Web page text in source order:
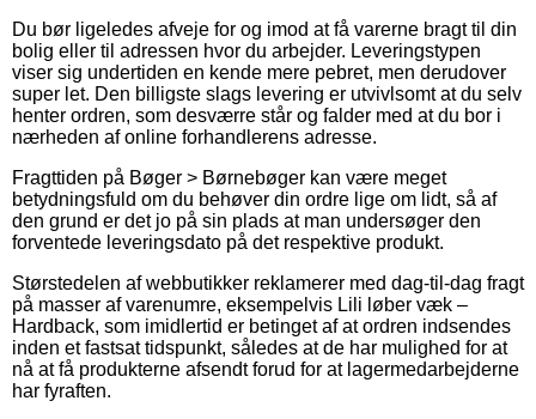
Du bør ligeledes afveje for og imod at få varerne bragt til din
bolig eller til adressen hvor du arbejder. Leveringstypen
viser sig undertiden en kende mere pebret, men derudover
super let. Den billigste slags levering er utvivlsomt at du selv
henter ordren, som desværre står og falder med at du bor i
nærheden af online forhandlerens adresse.
Fragttiden på Bøger > Børnebøger kan være meget
betydningsfuld om du behøver din ordre lige om lidt, så af
den grund er det jo på sin plads at man undersøger den
forventede leveringsdato på det respektive produkt.
Størstedelen af webbutikker reklamerer med dag-til-dag fragt
på masser af varenumre, eksempelvis Lili løber væk –
Hardback, som imidlertid er betinget af at ordren indsendes
inden et fastsat tidspunkt, således at de har mulighed for at
nå at få produkterne afsendt forud for at lagermedarbejderne
har fyraften.